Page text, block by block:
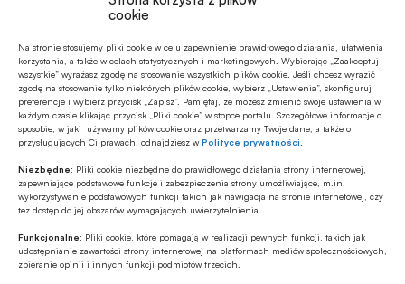
cookie
Na stronie stosujemy pliki cookie w celu zapewnienie prawidłowego działania, ułatwienia
korzystania, a także w celach statystycznych i marketingowych. Wybierając „Zaakceptuj
wszystkie” wyrażasz zgodę na stosowanie wszystkich plików cookie. Jeśli chcesz wyrazić
zgodę na stosowanie tylko niektórych plików cookie, wybierz „Ustawienia”, skonfiguruj
preferencje i wybierz przycisk „Zapisz”. Pamiętaj, że możesz zmienić swoje ustawienia w
każdym czasie klikając przycisk „Pliki cookie” w stopce portalu. Szczegółowe informacje o
sposobie, w jaki używamy plików cookie oraz przetwarzamy Twoje dane, a także o
przysługujących Ci prawach, odnajdziesz wPolityce prywatności
Niezbędne: Pliki cookie niezbędne do prawidłowego działania strony internetowej,
zapewniające podstawowe funkcje i zabezpieczenia strony umożliwiające, m.in.
wykorzystywanie podstawowych funkcji takich jak nawigacja na stronie internetowej, czy
tez dostęp do jej obszarów wymagających uwierzytelnienia.
Funkcjonalne: Pliki cookie, które pomagają w realizacji pewnych funkcji, takich jak
udostępnianie zawartości strony internetowej na platformach mediów społecznościowych,
zbieranie opinii i innych funkcji podmiotów trzecich.
Polecamy
Z RYNKU FINANSOWEGO
Konieczna zmiana sposobu
finansowania potrzeb polskich sił
zbrojnych
Z RYNKU FINANSOWEGO
Pierwsza emisja BGK obligacji z POLSTR